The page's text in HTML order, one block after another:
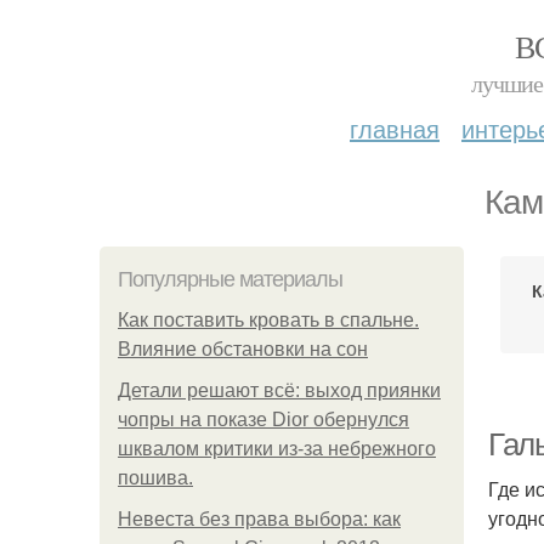
лучшие
главная
Популярные материалы
Как поставить кровать в спальне.
Влияние обстановки на сон
Детали решают всё: выход приянки
чопры на показе Dior обернулся
шквалом критики из-за небрежного
пошива.
Невеста без права выбора: как
Где